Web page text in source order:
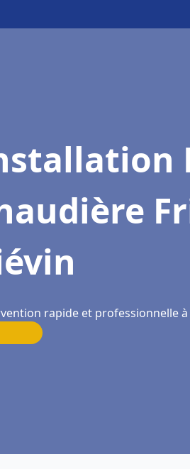
rapide et professionnelle à